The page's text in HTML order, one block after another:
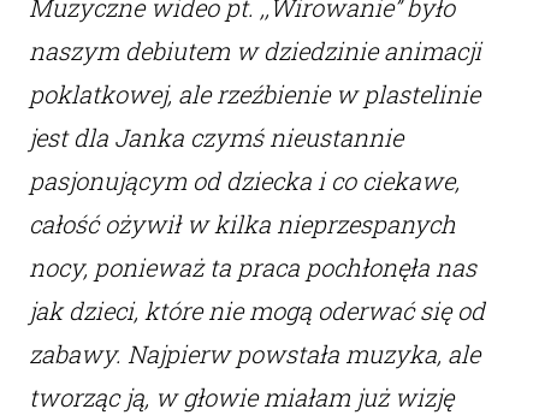
Muzyczne wideo pt. ,,Wirowanie” było
naszym debiutem w dziedzinie animacji
poklatkowej, ale rzeźbienie w plastelinie
jest dla Janka czymś nieustannie
pasjonującym od dziecka i co ciekawe,
całość ożywił w kilka nieprzespanych
nocy, ponieważ ta praca pochłonęła nas
jak dzieci, które nie mogą oderwać się od
zabawy. Najpierw powstała muzyka, ale
tworząc ją, w głowie miałam już wizję